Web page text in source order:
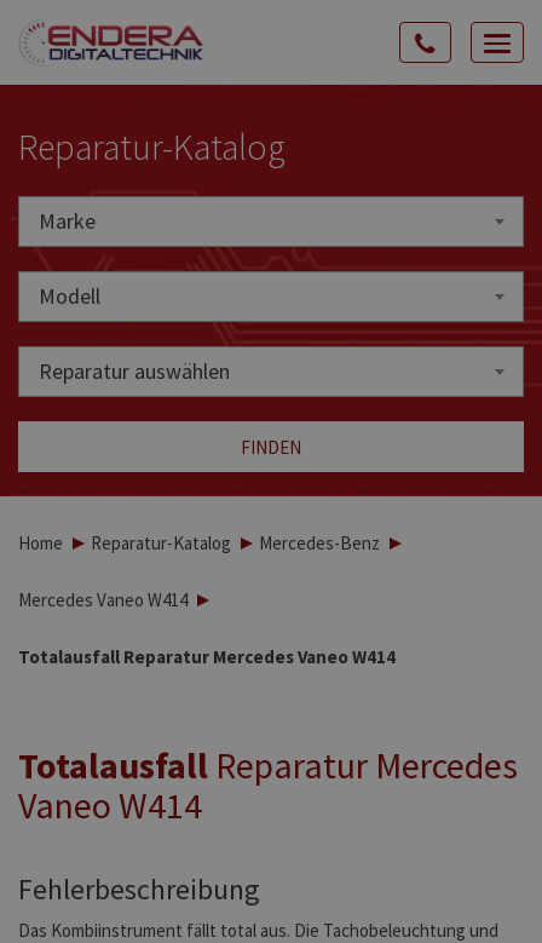
Reparatur-Katalog
MarkeMarke
Modell
Reparatur auswählen
FINDEN
Home Reparatur-Katalog Mercedes-Benz
Mercedes Vaneo W414
Totalausfall Reparatur Mercedes Vaneo W414
Totalausfall Reparatur Mercedes
Vaneo W414
Fehlerbeschreibung
Das Kombiinstrument fällt total aus. Die Tachobeleuchtung und